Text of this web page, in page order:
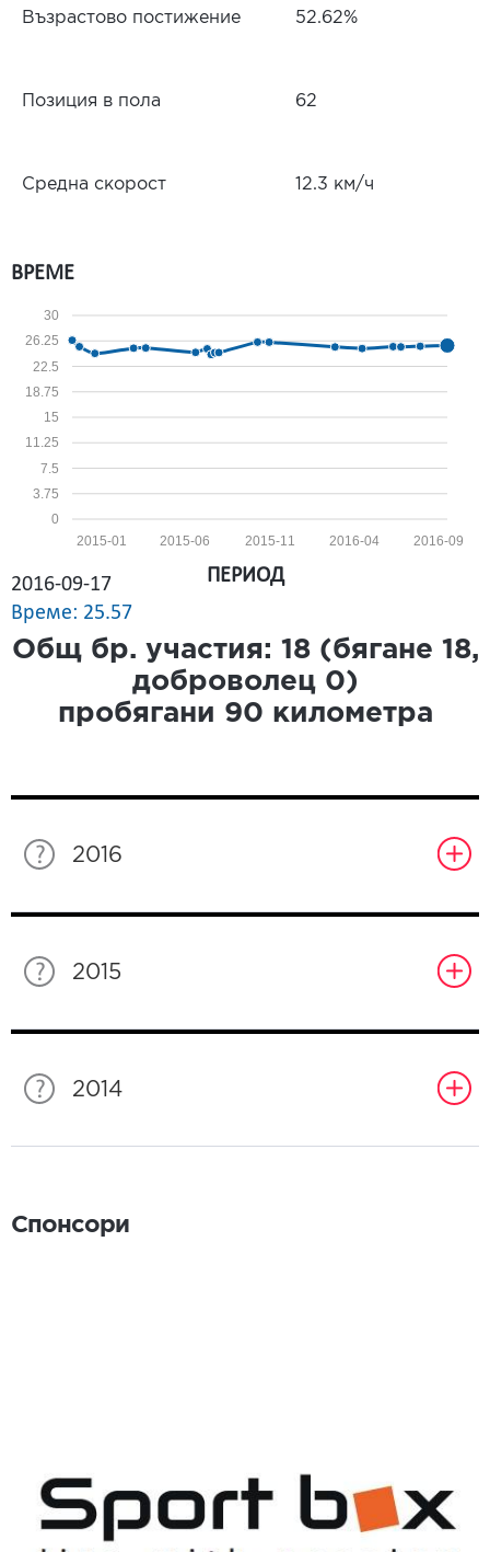
Възрастово постижение 52.62%
Позиция в пола 62
Средна скорост 12.3 км/ч
ВРЕМЕ
0
3.75
7.5
11.25
15
18.75
22.5
26.25
30
2016-09
2016-04
2015-11
2015-06
2015-01
2016-09-17
Време: 25.57
ПЕРИОД
Общ бр. участия: 18(бягане 18,
доброволец 0)
пробягани 90 километра
2016
2015
2014
Спонсори